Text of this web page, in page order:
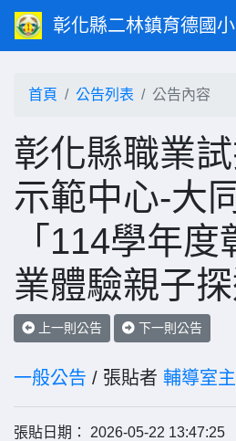
彰化縣二林鎮育德國
首頁 公告列表 公告內容
彰化縣職業
示範中心-大
「114學年
業體驗親子
上一則公告 下一則公告
一般公告 / 張貼者 輔導室
張貼日期： 2026-05-22 13:47:25